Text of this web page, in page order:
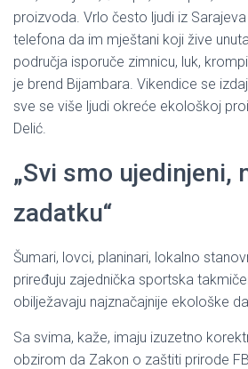
proizvoda. Vrlo često ljudi iz
telefona da im mještani koji žive
područja isporuče zimnicu, luk,
je brend Bijambara. Vikendice se
sve se više ljudi okreće ekološkoj
Delić.
„Svi smo ujedinjeni,
zadatku“
Šumari, lovci, planinari, lokalno
priređuju zajednička sportska
obilježavaju najznačajnije ekološke
Sa svima, kaže, imaju izuzetno
obzirom da Zakon o zaštiti prirode